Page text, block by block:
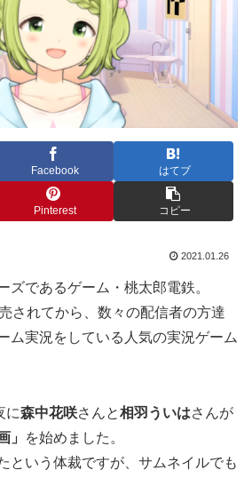
Facebook はてブ
Pinterest コピー
2021.01.26
ズであるゲーム・桃太郎電鉄。
されてから、数々の配信者の方達
ム実況をしている人気の実況ゲーム
に森中花咲さんと相羽ういはさんが
」
を始めました。
という体裁ですが、サムネイルでも